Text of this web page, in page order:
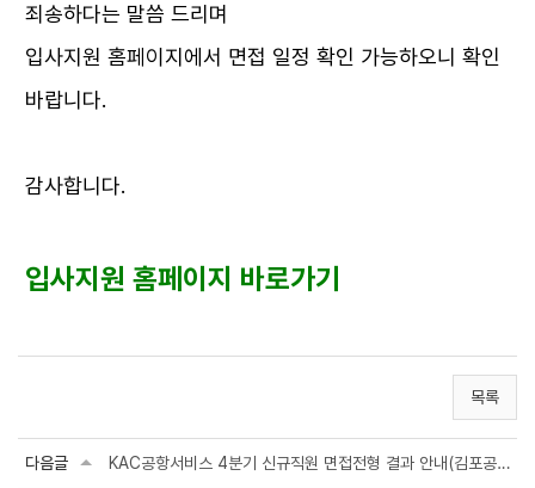
죄송하다는 말씀 드리며
입사지원 홈페이지에서 면접 일정 확인 가능하오니 확인
바랍니다.
감사합니다.
입사지원 홈페이지 바로가기
목록
다음글 KAC공항서비스 4분기 신규직원 면접전형 결과 안내(김포공항, 양양공항, 군산공항, 대구항...